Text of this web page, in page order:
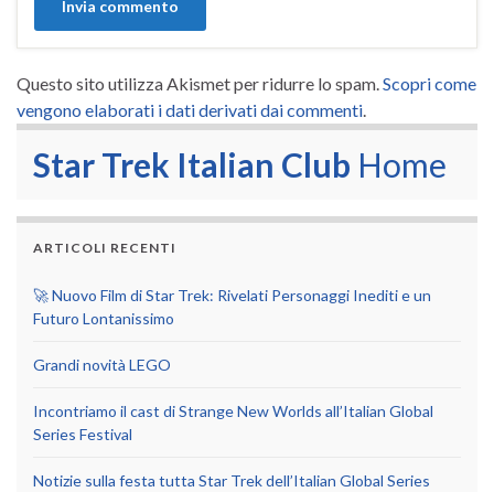
Questo sito utilizza Akismet per ridurre lo spam.Scopri come
vengono elaborati i dati derivati dai commenti.
Star Trek Italian Club Home
ARTICOLI RECENTI
🚀 Nuovo Film di Star Trek: Rivelati Personaggi Inediti e un
Futuro Lontanissimo
Grandi novità LEGO
Incontriamo il cast di Strange New Worlds all’Italian Global
Series Festival
Notizie sulla festa tutta Star Trek dell’Italian Global Series